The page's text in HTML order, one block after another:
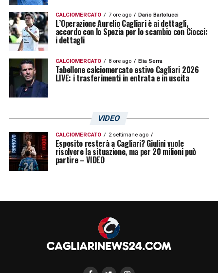
CALCIOMERCATO 7 ore ago Dario Bartolucci
L’Operazione Aurelio Cagliari è ai dettagli,
accordo con lo Spezia per lo scambio con Ciocci:
i dettagli
CALCIOMERCATO 8 ore ago Elia Serra
Tabellone calciomercato estivo Cagliari 2026
LIVE: i trasferimenti in entrata e in uscita
VIDEO
CALCIOMERCATO 2 settimane ago
Esposito resterà a Cagliari? Giulini vuole
risolvere la situazione, ma per 20 milioni può
partire – VIDEO